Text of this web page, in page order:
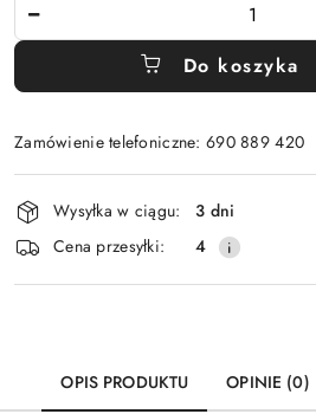
Do koszyka
Zamówienie telefoniczne: 690 889 420
Wyślij
Dostępność
i
dostawa
Wysyłka w ciągu:
3 dni
Cena przesyłki:
4
OPIS PRODUKTU OPINIE (0)